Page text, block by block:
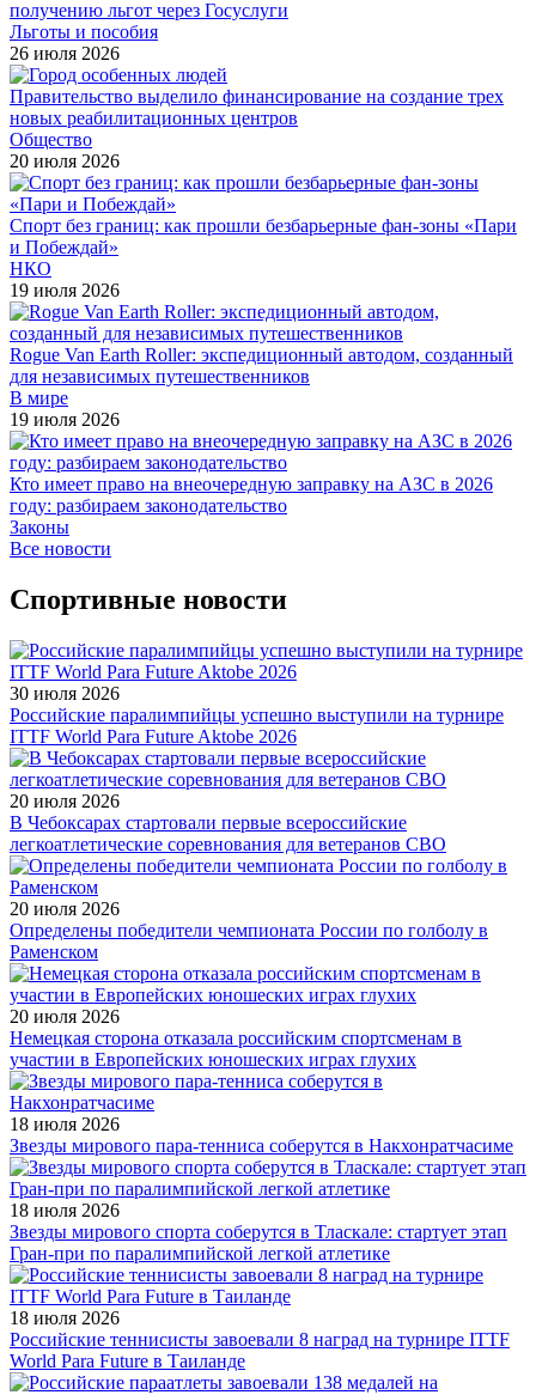
получению льгот через Госуслуги
Льготы и пособия
26 июля 2026
Правительство выделило финансирование на создание трех
новых реабилитационных центров
Общество
20 июля 2026
Спорт без границ: как прошли безбарьерные фан-зоны «Пари
и Побеждай»
НКО
19 июля 2026
Rogue Van Earth Roller: экспедиционный автодом, созданный
для независимых путешественников
В мире
19 июля 2026
Кто имеет право на внеочередную заправку на АЗС в 2026
году: разбираем законодательство
Законы
Все новости
Спортивные новости
30 июля 2026
Российские паралимпийцы успешно выступили на турнире
ITTF World Para Future Aktobe 2026
20 июля 2026
В Чебоксарах стартовали первые всероссийские
легкоатлетические соревнования для ветеранов СВО
20 июля 2026
Определены победители чемпионата России по голболу в
Раменском
20 июля 2026
Немецкая сторона отказала российским спортсменам в
участии в Европейских юношеских играх глухих
18 июля 2026
Звезды мирового пара-тенниса соберутся в Накхонратчасиме
18 июля 2026
Звезды мирового спорта соберутся в Тласкале: стартует этап
Гран-при по паралимпийской легкой атлетике
18 июля 2026
Российские теннисисты завоевали 8 наград на турнире ITTF
World Para Future в Таиланде